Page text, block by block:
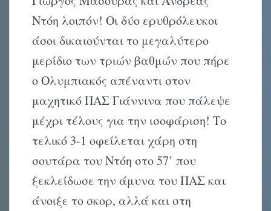
Ντόη λοιπόν! Οι δύο ερυθρόλευκοι
άσοι δικαιούνται το μεγαλύτερο
μερίδιο των τριών βαθμών που πήρε
ο Ολυμπιακός απέναντι στον
μαχητικό ΠΑΣ Γιάννινα που πάλεψε
μέχρι τέλους για την ισοφάριση! Το
τελικό 3-1 οφείλεται χάρη στη
σουτάρα του Ντόη στο 57’ που
ξεκλείδωσε την άμυνα του ΠΑΣ και
άνοιξε το σκορ, αλλά και στη